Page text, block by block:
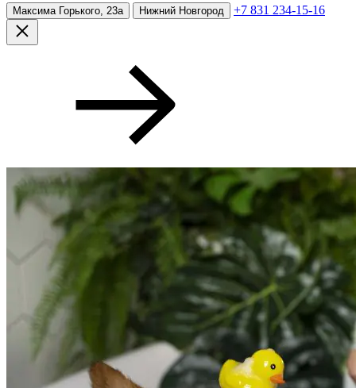
Максима Горького, 23а Нижний Новгород +7 831 234-15-16